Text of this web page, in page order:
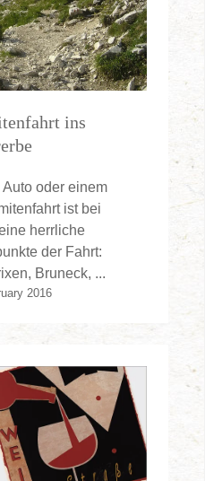
ins
oder einem
ist bei
herrliche
der Fahrt:
Bruneck, ...
2016